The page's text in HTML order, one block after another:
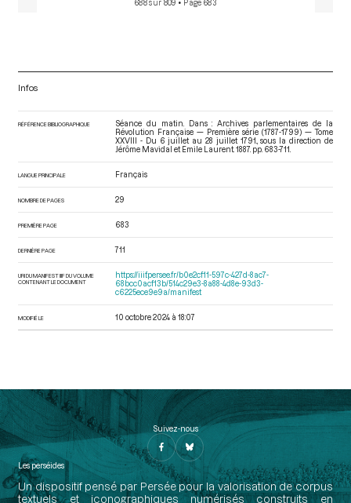
688 sur 809 • Page 683
Infos
RÉFÉRENCE BIBLIOGRAPHIQUE
Séance du matin. Dans : Archives parlementaires de la
Révolution Française — Première série (1787-1799) — Tome
XXVIII - Du 6 juillet au 28 juillet 1791.
, sous la direction de
Jérôme Mavidal et Emile Laurent. 1887. pp. 683-711.
LANGUE PRINCIPALE Français
NOMBRE DE PAGES 29
PREMIÈRE PAGE 683
DERNIÈRE PAGE 711
URI DU MANIFEST IIIF DU VOLUME
CONTENANT LE DOCUMENT
https://iiif.persee.fr/b0e2cf11-597c-427d-8ac7-
68bcc0acf13b/514c29e3-8a88-4d8e-93d3-
c6225ece9e9a/manifest
MODIFIÉ LE 10 octobre 2024 à 18:07
Suivez-nous
Les perséides
Un dispositif pensé par Persée pour la valorisation de corpus
textuels et iconographiques numérisés construits en